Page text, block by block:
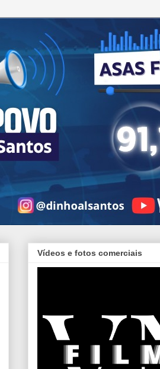
Vídeos e fotos comerciais